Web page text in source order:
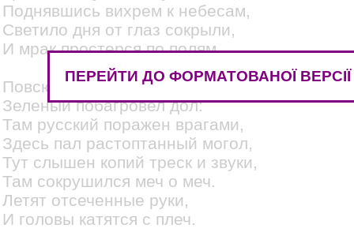
Поднявшись вихрем к небесам,
Светило дня от глаз сокрыли,
И мрак простерся по полям.
Повсюду хлещет кровь ручьями,
Зеленый побагровел дол:
Там русский поражен врагами,
Здесь пал растоптанный могол,
Тут слышен копий треск и звуки,
Там сокрушился меч о меч.
Летят отсеченные руки,
И головы катятся с плеч.
ПЕРЕЙТИ ДО ФОРМАТОВАНОЇ ВЕРСІЇ